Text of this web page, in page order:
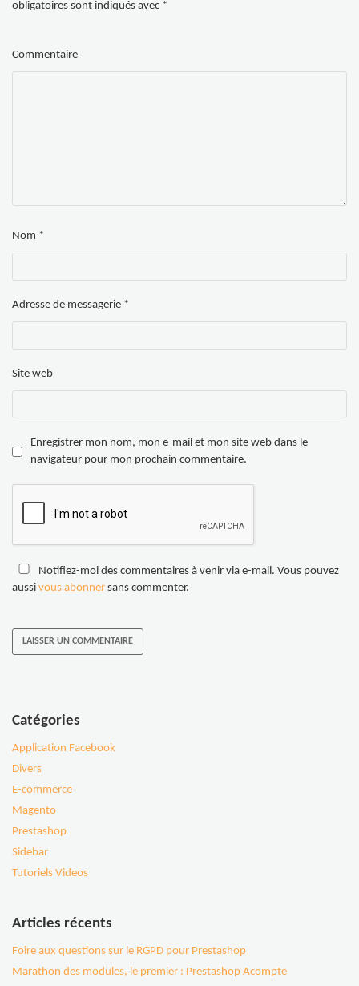
obligatoires sont indiqués avec *
Commentaire
Nom *
Adresse de messagerie *
Site web
Enregistrer mon nom, mon e-mail et mon site web dans le
navigateur pour mon prochain commentaire.
Notifiez-moi des commentaires à venir via e-mail. Vous pouvez
aussi vous abonner sans commenter.
Catégories
Application Facebook
Divers
E-commerce
Magento
Prestashop
Sidebar
Tutoriels Videos
Articles récents
Foire aux questions sur le RGPD pour Prestashop
Marathon des modules, le premier : Prestashop Acompte